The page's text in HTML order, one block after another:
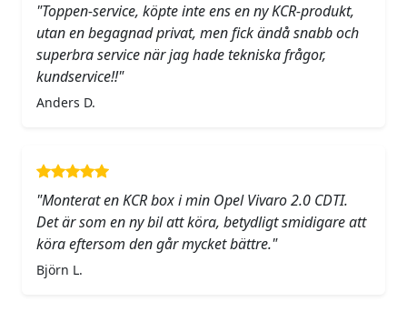
"Toppen-service, köpte inte ens en ny KCR-produkt,
utan en begagnad privat, men fick ändå snabb och
superbra service när jag hade tekniska frågor,
kundservice!!"
Anders D.
"Monterat en KCR box i min Opel Vivaro 2.0 CDTI.
Det är som en ny bil att köra, betydligt smidigare att
köra eftersom den går mycket bättre."
Björn L.